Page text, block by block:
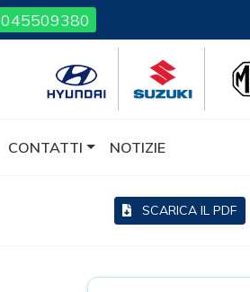
045509380
CONTATTI NOTIZIE
SCARICA IL PDF